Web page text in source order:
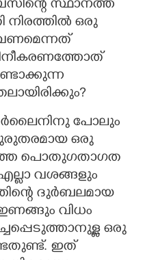
ബസിന്റെ സ്ഥാനത്ത്
നിരത്തിൽ ഒരു
പോലും
ഒരു
പൊതുഗതാഗത
വശങ്ങളും
ദുർബലമായ
വിധം
ഒരു
ഇത്